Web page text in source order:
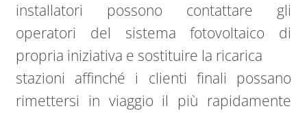
installatori possono contattare gli
operatori del sistema fotovoltaico di
propria iniziativa e sostituire la ricarica
stazioni affinché i clienti finali possano
rimettersi in viaggio il più rapidamente